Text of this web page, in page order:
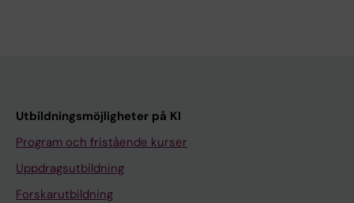
Utbildningsmöjligheter på KI
Program och fristående kurser
Uppdragsutbildning
Forskarutbildning